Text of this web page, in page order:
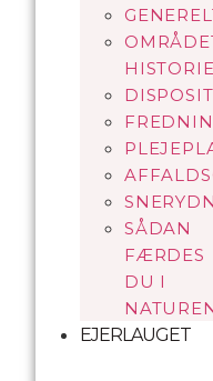
HISTORIE
SÅDAN
FÆRDES
DU I
EJERLAUGET